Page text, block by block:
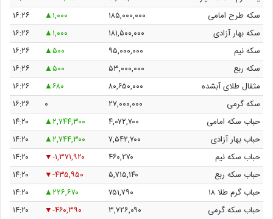
سکه طرح امامی
۱۸۵,۰۰۰,۰۰۰ ۱,۰۰۰
۱۶:۲۶
سکه بهار آزادی
۱۸۱,۵۰۰,۰۰۰ ۱,۰۰۰
۱۶:۲۶
سکه نیم
۹۵,۰۰۰,۰۰۰ ۵۰۰
۱۶:۲۶
سکه ربع
۵۳,۰۰۰,۰۰۰ ۵۰۰
۱۶:۲۶
مثقال طلای آبشده
۸۰,۶۵۰,۰۰۰ ۶۸۰
۱۶:۲۶
سکه گرمی
۲۷,۰۰۰,۰۰۰ ۰
۱۶:۲۶
حباب سکه امامی
۴,۰۷۲,۷۰۰ ۲,۷۴۴,۳۰۰
۱۴:۲۰
حباب بهار آزادی
۷,۵۴۲,۷۰۰ ۲,۷۴۴,۳۰۰
۱۴:۲۰
حباب سکه نیم
۴۶۰,۲۷۰ -۱,۳۷۱,۹۲۰
۱۴:۲۰
حباب سکه ربع
۵,۷۱۵,۱۴۰ -۴۳۵,۹۵۰
۱۴:۲۰
حباب گرم طلا ۱۸
۷۵۱,۷۹۰ ۲۲۶,۶۷۰
۱۴:۲۰
حباب سکه گرمی
۳,۷۲۶,۰۹۰ -۴۶۰,۳۹۰ ۱۴:۲۰